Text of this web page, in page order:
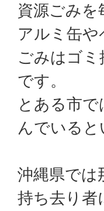
資源ごみを
アルミ缶
ごみはゴ
です。
とある市
んでいると
沖縄県では
持ち去り者